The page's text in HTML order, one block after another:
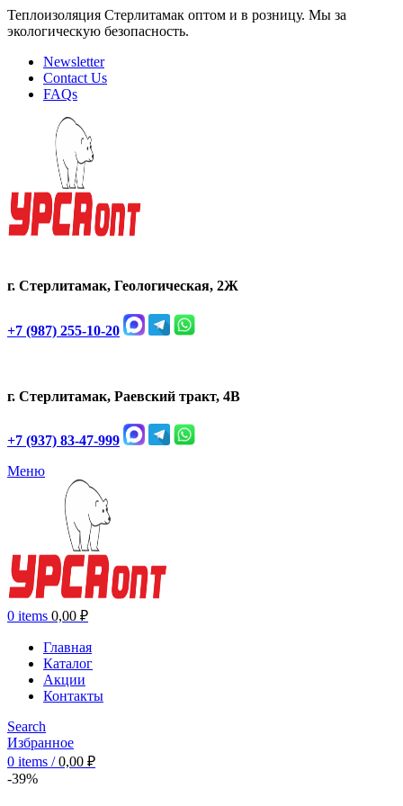
Теплоизоляция Стерлитамак оптом и в розницу. Мы за
экологическую безопасность.
Newsletter
Contact Us
FAQs
г. Стерлитамак, Геологическая, 2Ж
+7 (987) 255-10-20
г. Стерлитамак, Раевский тракт, 4В
+7 (937) 83-47-999
Меню
0 items 0,00 ₽
Главная
Каталог
Акции
Контакты
Search
Избранное
0 items / 0,00 ₽
-39%